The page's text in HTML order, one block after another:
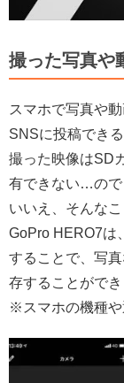
撮った写真や
スマホで写真や
SNSに投稿でき
撮った映像はSD
有できない…ので
いいえ、そんなこ
GoPro HERO7は
することで、写
存することができ
※スマホの機種や